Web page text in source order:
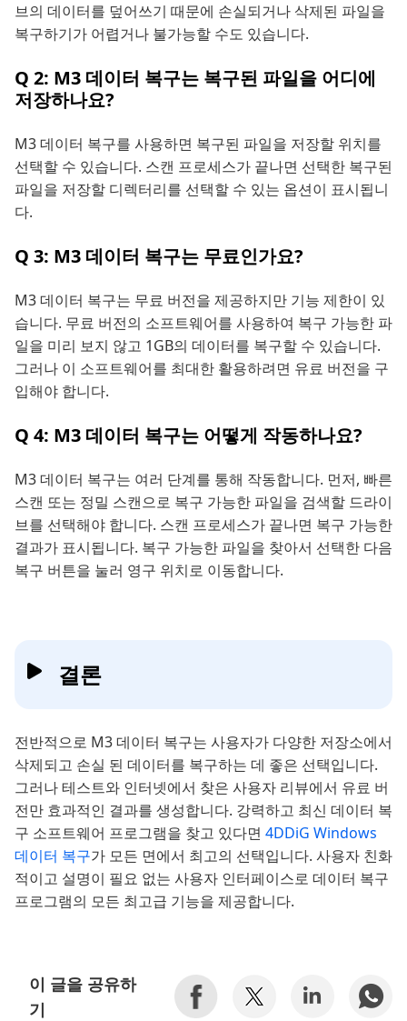
브의 데이터를 덮어쓰기 때문에 손실되거나 삭제된 파일을
복구하기가 어렵거나 불가능할 수도 있습니다.
Q 2: M3 데이터 복구는 복구된 파일을 어디에
저장하나요?
M3 데이터 복구를 사용하면 복구된 파일을 저장할 위치를
선택할 수 있습니다. 스캔 프로세스가 끝나면 선택한 복구된
파일을 저장할 디렉터리를 선택할 수 있는 옵션이 표시됩니
다.
Q 3: M3 데이터 복구는 무료인가요?
M3 데이터 복구는 무료 버전을 제공하지만 기능 제한이 있
습니다. 무료 버전의 소프트웨어를 사용하여 복구 가능한 파
일을 미리 보지 않고 1GB의 데이터를 복구할 수 있습니다.
그러나 이 소프트웨어를 최대한 활용하려면 유료 버전을 구
입해야 합니다.
Q 4: M3 데이터 복구는 어떻게 작동하나요?
M3 데이터 복구는 여러 단계를 통해 작동합니다. 먼저, 빠른
스캔 또는 정밀 스캔으로 복구 가능한 파일을 검색할 드라이
브를 선택해야 합니다. 스캔 프로세스가 끝나면 복구 가능한
결과가 표시됩니다. 복구 가능한 파일을 찾아서 선택한 다음
복구 버튼을 눌러 영구 위치로 이동합니다.
결론
전반적으로 M3 데이터 복구는 사용자가 다양한 저장소에서
삭제되고 손실 된 데이터를 복구하는 데 좋은 선택입니다.
그러나 테스트와 인터넷에서 찾은 사용자 리뷰에서 유료 버
전만 효과적인 결과를 생성합니다. 강력하고 최신 데이터 복
구 소프트웨어 프로그램을 찾고 있다면 4DDiG Windows
데이터 복구가 모든 면에서 최고의 선택입니다. 사용자 친화
적이고 설명이 필요 없는 사용자 인터페이스로 데이터 복구
프로그램의 모든 최고급 기능을 제공합니다.
이 글을 공유하
기